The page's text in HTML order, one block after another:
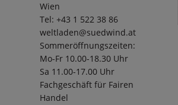
Wien
Tel: +43 1 522 38 86
weltladen@suedwind.at
Sommeröffnungszeiten:
Mo-Fr 10.00-18.30 Uhr
Sa 11.00-17.00 Uhr
Fachgeschäft für Fairen
Handel